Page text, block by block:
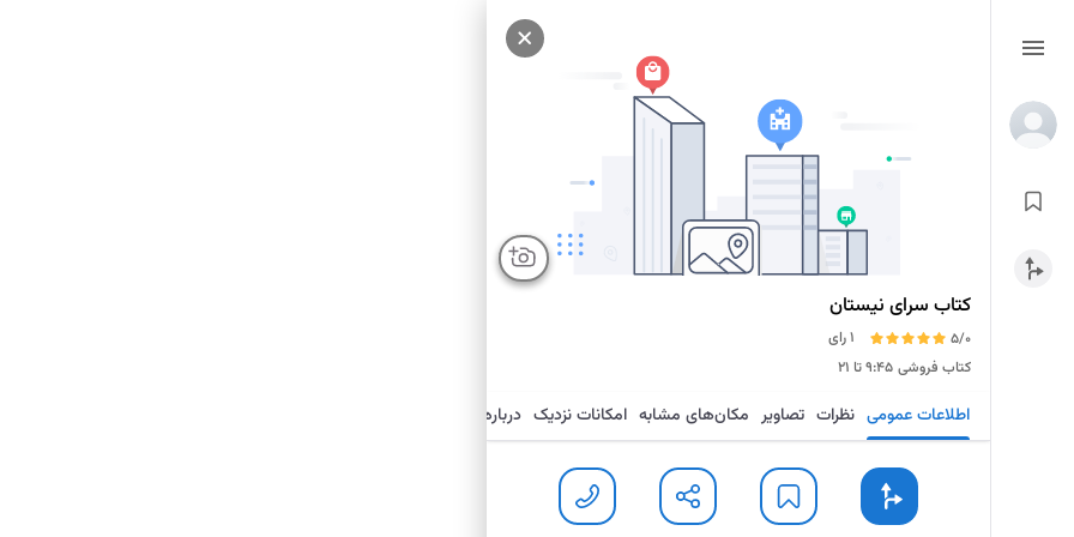
کتاب سرای نیستان
5/0
1 رای
کتاب فروشی ۹:۴۵ تا ۲۱
اطلاعات عمومی نظرات تصاویر مکان‌های مشابه امکانات نزدیک درباره